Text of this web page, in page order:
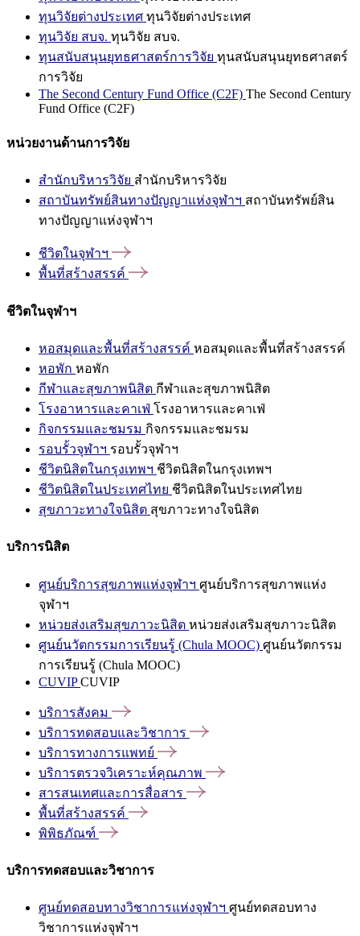
ทุนวิจัยต่างประเทศ ทุนวิจัยต่างประเทศ
ทุนวิจัย สบจ. ทุนวิจัย สบจ.
ทุนสนับสนุนยุทธศาสตร์การวิจัย ทุนสนับสนุนยุทธศาสตร์
การวิจัย
The Second Century Fund Office (C2F) The Second Century
Fund Office (C2F)
หน่วยงานด้านการวิจัย
สำนักบริหารวิจัย สำนักบริหารวิจัย
สถาบันทรัพย์สินทางปัญญาแห่งจุฬาฯ สถาบันทรัพย์สิน
ทางปัญญาแห่งจุฬาฯ
ชีวิตในจุฬาฯ
พื้นที่สร้างสรรค์
ชีวิตในจุฬาฯ
หอสมุดและพื้นที่สร้างสรรค์ หอสมุดและพื้นที่สร้างสรรค์
หอพัก หอพัก
กีฬาและสุขภาพนิสิต กีฬาและสุขภาพนิสิต
โรงอาหารและคาเฟ่ โรงอาหารและคาเฟ่
กิจกรรมและชมรม กิจกรรมและชมรม
รอบรั้วจุฬาฯ รอบรั้วจุฬาฯ
ชีวิตนิสิตในกรุงเทพฯ ชีวิตนิสิตในกรุงเทพฯ
ชีวิตนิสิตในประเทศไทย ชีวิตนิสิตในประเทศไทย
สุขภาวะทางใจนิสิต สุขภาวะทางใจนิสิต
บริการนิสิต
ศูนย์บริการสุขภาพแห่งจุฬาฯ ศูนย์บริการสุขภาพแห่ง
จุฬาฯ
หน่วยส่งเสริมสุขภาวะนิสิต หน่วยส่งเสริมสุขภาวะนิสิต
ศูนย์นวัตกรรมการเรียนรู้ (Chula MOOC) ศูนย์นวัตกรรม
การเรียนรู้ (Chula MOOC)
CUVIPCUVIP
บริการสังคม
บริการทดสอบและวิชาการ
บริการทางการแพทย์
บริการตรวจวิเคราะห์คุณภาพ
สารสนเทศและการสื่อสาร
พื้นที่สร้างสรรค์
พิพิธภัณฑ์
บริการทดสอบและวิชาการ
ศูนย์ทดสอบทางวิชาการแห่งจุฬาฯ ศูนย์ทดสอบทาง
วิชาการแห่งจุฬาฯ